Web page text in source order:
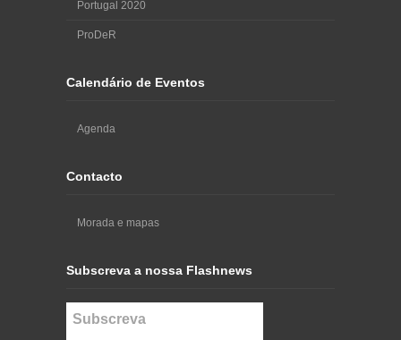
Portugal 2020
ProDeR
Calendário de Eventos
Agenda
Contacto
Morada e mapas
Subscreva a nossa Flashnews
Subscreva